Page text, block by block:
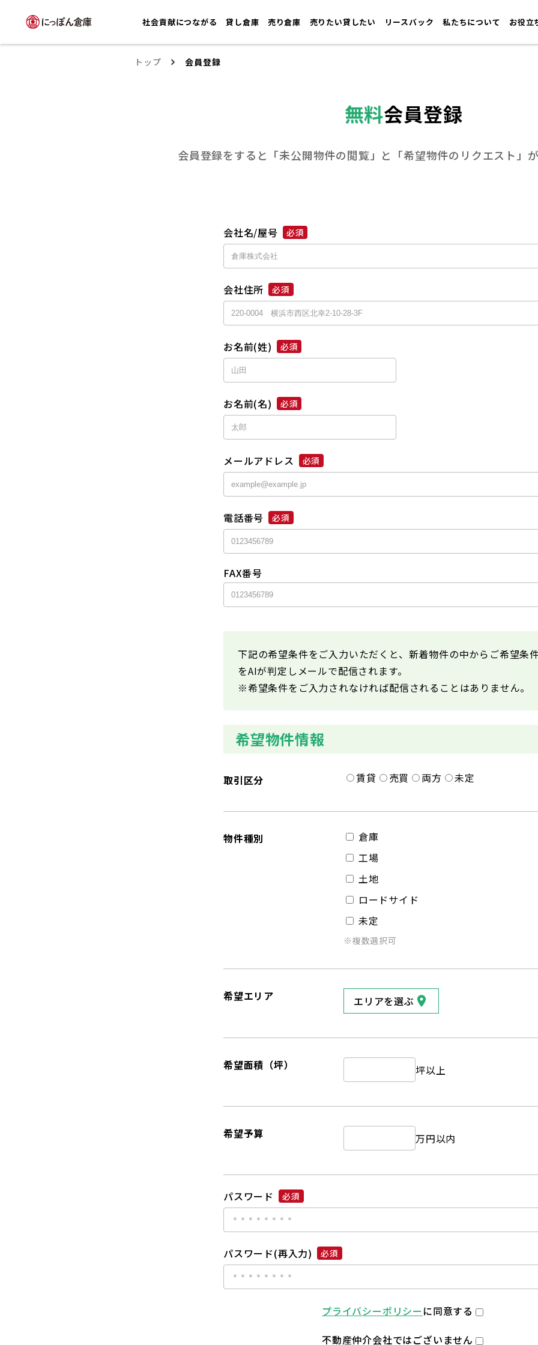
社会貢献につながる 貸し倉庫 売り倉庫 売りたい貸したい リースバック 私たちについて お役立
トップ 会員登録
無料会員登録
会員登録をすると「未公開物件の閲覧」と 「希望物件のリクエスト」
会社名/屋号 必須
会社住所 必須
お名前(姓) 必須
お名前(名) 必須
メールアドレス 必須
電話番号 必須
FAX番号
下記の希望条件をご入力いただくと、新着物件の中からご希望条
をAIが判定しメールで配信されます。
※希望条件をご入力されなければ配信されることはありません。
希望物件情報
取引区分 賃貸 売買 両方 未定
物件種別
倉庫
工場
土地
ロードサイド
未定
※複数選択可
希望エリア エリアを選ぶ
希望面積（坪） 坪以上
希望予算 万円以内
パスワード 必須
パスワード(再入力) 必須
プライバシーポリシー に同意する
不動産仲介会社ではございません